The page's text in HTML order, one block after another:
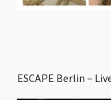
ESCAPE Berlin –